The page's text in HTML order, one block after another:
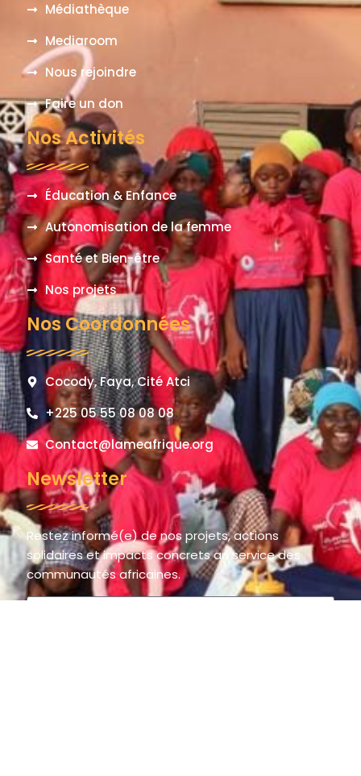
Médiathèque
Mediaroom
Nous rejoindre
Faire un don
Nos Activités
Éducation & Enfance
Autonomisation de la femme
Santé et Bien-être
Nos projets
Nos Coordonnées
Cocody, Faya, Cité Atci
+225 05 55 08 08 08
Contact@lameafrique.org
Newsletter
Restez informé(e) de nos projets, actions
solidaires et impacts concrets au service des
communautés africaines.